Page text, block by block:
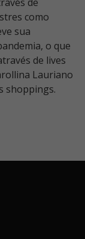
como
sua
o que
de lives
Lauriano
shoppings.